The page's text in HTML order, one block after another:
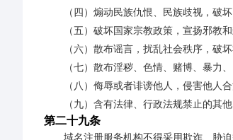
（四）煽动民族仇恨、民族歧视，破
（五）破坏国家宗教政策，宣扬邪教
（六）散布谣言，扰乱社会秩序，破
（七）散布淫秽、色情、赌博、暴力
（八）侮辱或者诽谤他人，侵害他人
（九）含有法律、行政法规禁止的其
第二十九条
域名注册服务机构不得采用欺诈、胁